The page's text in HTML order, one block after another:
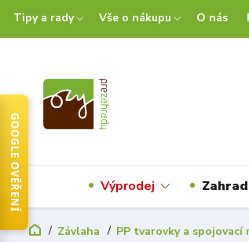
Tipy a rady Vše o nákupu O nás
Výprodej
Závlaha PP tvarovky a spojovací
GOOGLE OVĚŘENÍ